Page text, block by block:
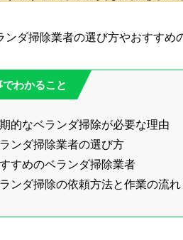
ンダ掃除業者の選び方やおすすめ
わかること
的なベランダ掃除が必要な理由
ンダ掃除業者の選び方
すめのベランダ掃除業者
ンダ掃除の依頼方法と作業の流れ